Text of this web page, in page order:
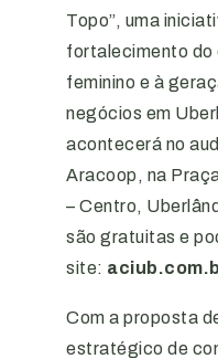
Topo”, uma
fortalecimento do
feminino e à
negócios em
acontecerá no
Aracoop, na
– Centro,
são gratuitas e
site:
Com a proposta
estratégico de